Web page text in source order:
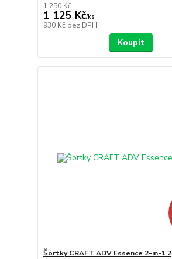
1 250 Kč
1 125 Kč/ks
930 Kč bez DPH
Koupit
Šortky CRAFT ADV Essence 2-in-1 2